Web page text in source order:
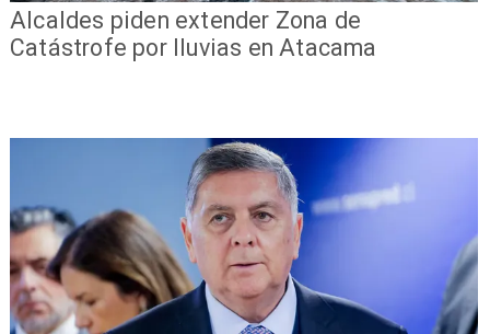
Alcaldes piden extender Zona de
Catástrofe por lluvias en Atacama